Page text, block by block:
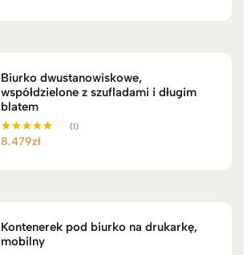
Biurko dwustanowiskowe,
współdzielone z szufladami i długim
blatem
Oceniono
(1)
8.479zł
Kontenerek pod biurko na drukarkę,
mobilny